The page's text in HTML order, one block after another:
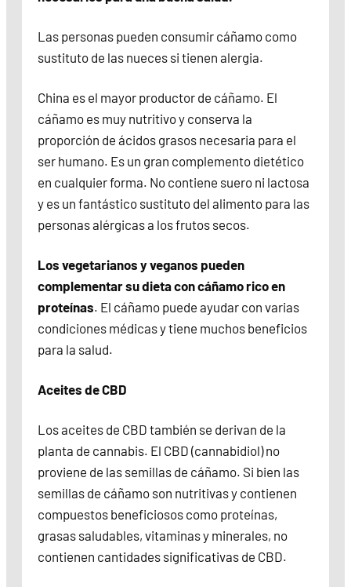
Las personas pueden consumir cáñamo como
sustituto de las nueces si tienen alergia.
China es el mayor productor de cáñamo. El
cáñamo es muy nutritivo y conserva la
proporción de ácidos grasos necesaria para el
ser humano. Es un gran complemento dietético
en cualquier forma. No contiene suero ni lactosa
y es un fantástico sustituto del alimento para las
personas alérgicas a los frutos secos.
Los vegetarianos y veganos pueden
complementar su dieta con cáñamo rico en
proteínas. El cáñamo puede ayudar con varias
condiciones médicas y tiene muchos beneficios
para la salud.
Aceites de CBD
Los aceites de CBD también se derivan de la
planta de cannabis. El CBD (cannabidiol) no
proviene de las semillas de cáñamo. Si bien las
semillas de cáñamo son nutritivas y contienen
compuestos beneficiosos como proteínas,
grasas saludables, vitaminas y minerales, no
contienen cantidades significativas de CBD.